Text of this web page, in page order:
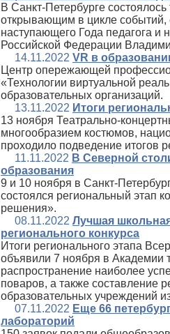
В Санкт‑Петербурге
открывающим в цикле событий,
наступающего Года педагога и
Российской Федерации
14.11.2022 VR в
Центр опережающей
«Технологии виртуальной
образовательных организаций.
13.11.2022 Итоги
13 ноября Театрально-
многообразием костюмов,
проходило подведение итогов
11.11.2022 В Северной
образования
9 и 10 ноября в
состоялся региональный этап
решения».
08.11.2022 Лучшая
регионального конкурса
Итоги регионального этапа
объявили 7 ноября в Академии
распространение наиболее
поваров, а также составление
образовательных учреждений
07.11.2022 Еще 66
лабораторий